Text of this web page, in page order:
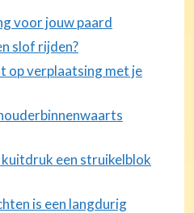
voor jouw paard
slof rijden?
op verplaatsing met je
een struikelblok
is een langdurig